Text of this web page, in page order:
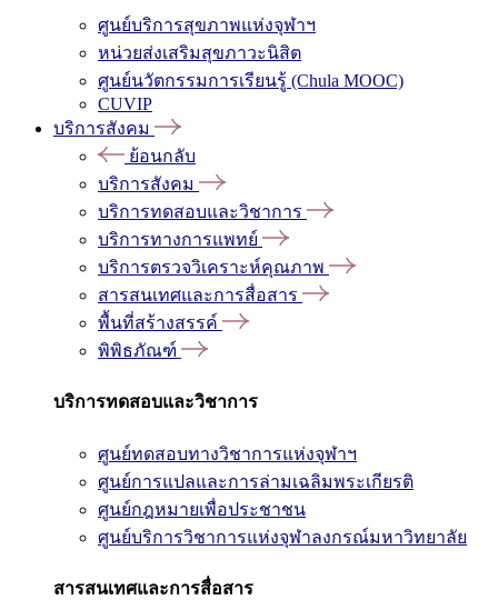
ศูนย์บริการสุขภาพแห่งจุฬาฯ
หน่วยส่งเสริมสุขภาวะนิสิต
ศูนย์นวัตกรรมการเรียนรู้ (Chula MOOC)
CUVIP
บริการสังคม
ย้อนกลับ
บริการสังคม
บริการทดสอบและวิชาการ
บริการทางการแพทย์
บริการตรวจวิเคราะห์คุณภาพ
สารสนเทศและการสื่อสาร
พื้นที่สร้างสรรค์
พิพิธภัณฑ์
บริการทดสอบและวิชาการ
ศูนย์ทดสอบทางวิชาการแห่งจุฬาฯ
ศูนย์การแปลและการล่ามเฉลิมพระเกียรติ
ศูนย์กฎหมายเพื่อประชาชน
ศูนย์บริการวิชาการแห่งจุฬาลงกรณ์มหาวิทยาลัย
สารสนเทศและการสื่อสาร